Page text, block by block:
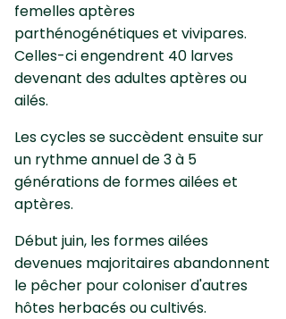
femelles aptères
parthénogénétiques et vivipares.
Celles-ci engendrent 40 larves
devenant des adultes aptères ou
ailés.
Les cycles se succèdent ensuite sur
un rythme annuel de 3 à 5
générations de formes ailées et
aptères.
Début juin, les formes ailées
devenues majoritaires abandonnent
le pêcher pour coloniser d'autres
hôtes herbacés ou cultivés.